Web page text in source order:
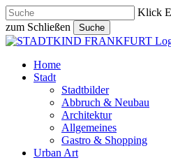
Skip
to
main
content
Klick
zum Schließen
Suche
Close
search
Menu
Home
Stadt
Stadtbilder
Abbruch & Neubau
Architektur
Allgemeines
Gastro & Shopping
Urban Art